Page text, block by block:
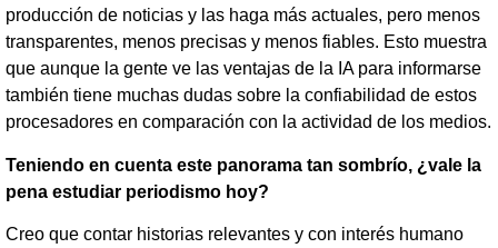
producción de noticias y las haga más actuales, pero menos
transparentes, menos precisas y menos fiables. Esto muestra
que aunque la gente ve las ventajas de la IA para informarse
también tiene muchas dudas sobre la confiabilidad de estos
procesadores en comparación con la actividad de los medios.
Teniendo en cuenta este panorama tan sombrío, ¿vale la
pena estudiar periodismo hoy?
Creo que contar historias relevantes y con interés humano